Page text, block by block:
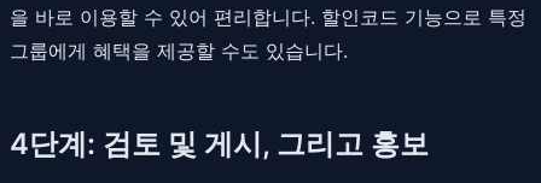
을 바로 이용할 수 있어 편리합니다. 할인코드 기능으로 특정
그룹에게 혜택을 제공할 수도 있습니다.
4단계: 검토 및 게시, 그리고 홍보